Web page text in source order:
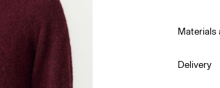
Materials
Delivery